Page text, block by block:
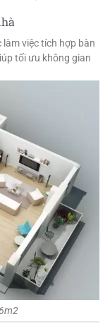
làm việc tích hợp bàn
tối ưu không gian